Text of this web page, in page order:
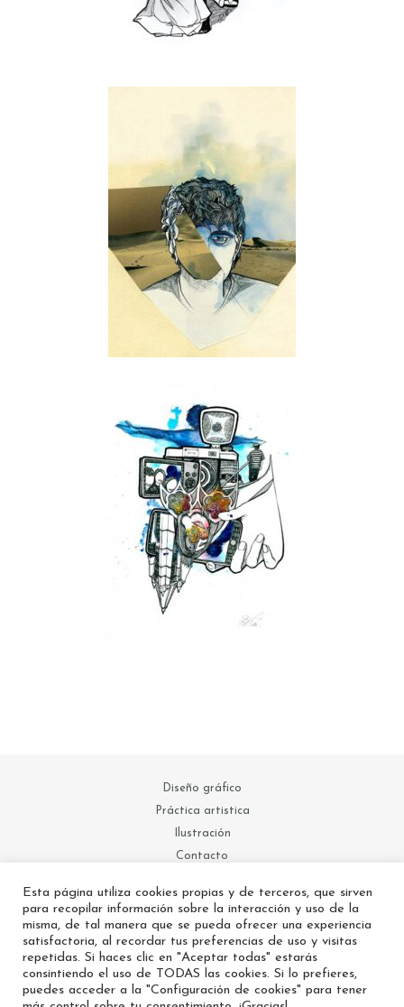
Diseño gráfico
Práctica artistica
Ilustración
Contacto
Esta página utiliza cookies propias y de terceros, que sirven
para recopilar información sobre la interacción y uso de la
misma, de tal manera que se pueda ofrecer una experiencia
satisfactoria, al recordar tus preferencias de uso y visitas
repetidas. Si haces clic en "Aceptar todas" estarás
consintiendo el uso de TODAS las cookies. Si lo prefieres,
puedes acceder a la "Configuración de cookies" para tener